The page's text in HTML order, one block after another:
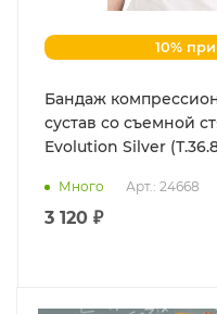
10%
Бандаж
сустав со съемной
Evolution Silver
Много Арт.: 24668
3 120 ₽